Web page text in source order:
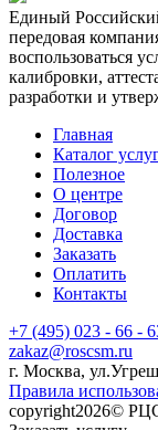
Единый
передовая
воспользоваться
калибровки,
разработки и
Главная
Каталог
Полезное
О центре
Договор
Доставка
Заказать
Оплатить
Контакты
+7 (495) 023 - 66 -
zakaz@roscsm.ru
г. Москва,
Правила
copyright2026©